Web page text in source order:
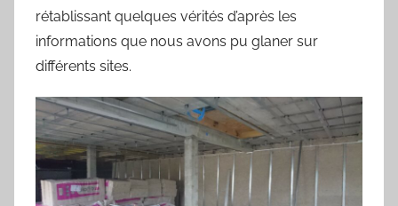
rétablissant quelques vérités d’après les
informations que nous avons pu glaner sur
différents sites.